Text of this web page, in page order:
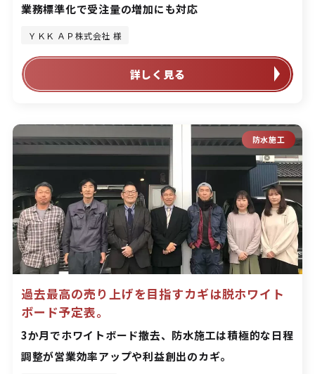
業務標準化で受注量の増加にも対応
ＹＫＫ ＡＰ株式会社 様
詳しく見る
過去最高の売り上げを目指すカギは脱ホワイト
ボード予定表。
3か月でホワイトボード撤去、防水施工は積極的な日程
調整が営業効率アップや利益創出のカギ。
防水施工